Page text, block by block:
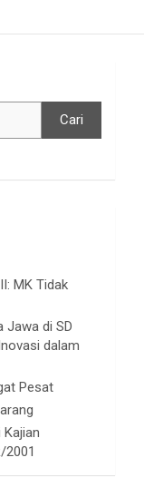
Cari
MK Tidak
Jawa di SD
dalam
Pesat
2001